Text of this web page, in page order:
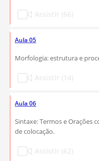
Aula 05
Morfologia: estrutura e
Aula 06
Sintaxe: Termos e Orações
de colocação.